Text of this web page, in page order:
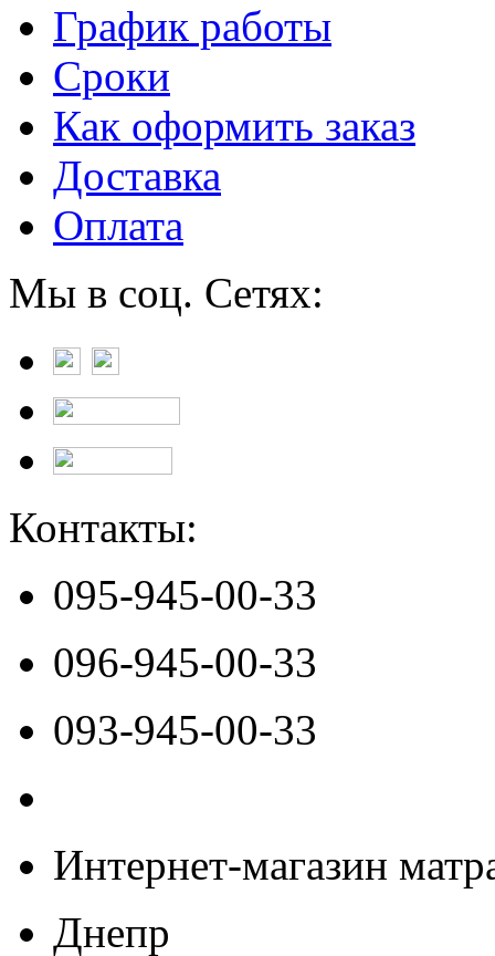
График работы
Сроки
Как оформить заказ
Доставка
Оплата
Мы в соц. Сетях:
Контакты:
095-945-00-33
096-945-00-33
093-945-00-33
Интернет-магазин
Днепр